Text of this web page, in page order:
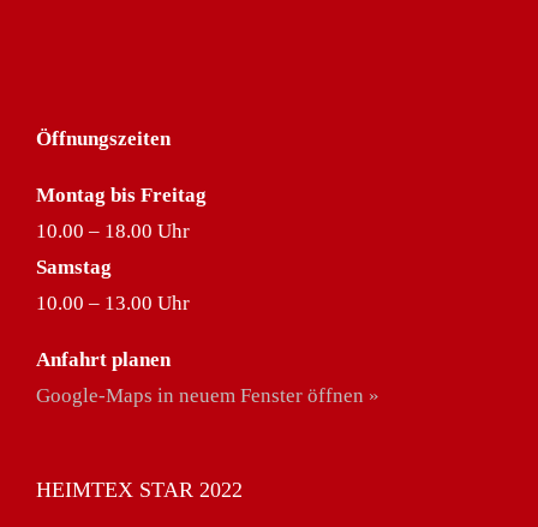
Öffnungszeiten
Montag bis Freitag
10.00 – 18.00 Uhr
Samstag
10.00 – 13.00 Uhr
Anfahrt planen
Google-Maps in neuem Fenster öffnen »
HEIMTEX STAR 2022